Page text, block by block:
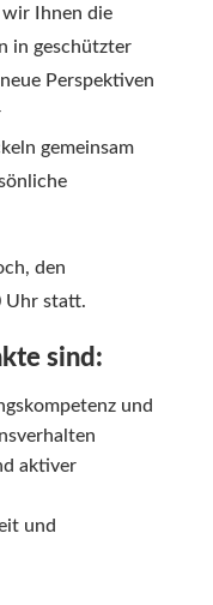
Ihnen die
in geschützter
Perspektiven
gemeinsam
den
Uhr statt.
sind:
und
aktiver
und